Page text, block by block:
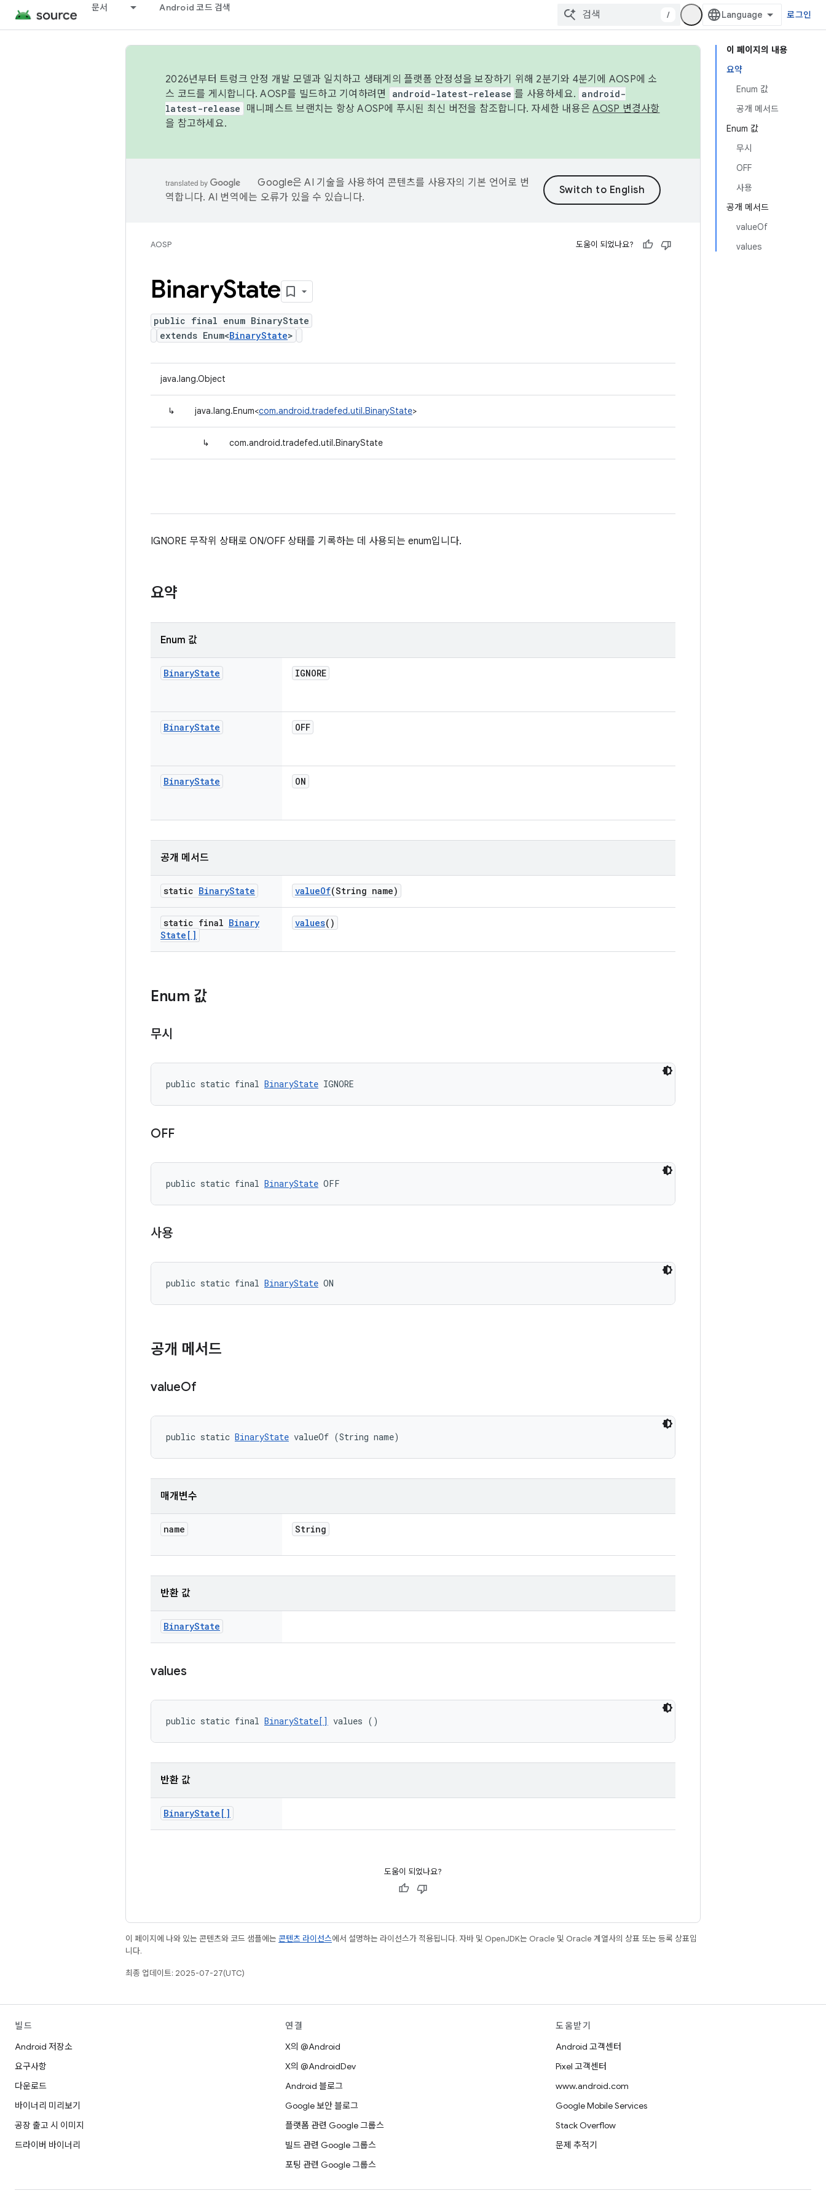
문서 Android 코드 검색
/ 로그인
이 페이지의 내용
요약
Enum 값
공개 메서드
Enum 값
무시
OFF
사용
공개 메서드
valueOf
values
2026년부터 트렁크 안정 개발 모델과 일치하고 생태계의 플랫폼 안정성을 보장하기 위해 2분기와 4분기에 AOSP에 소
스 코드를 게시합니다. AOSP를 빌드하고 기여하려면
android-latest-release 를 사용하세요. android-
latest-release
매니페스트 브랜치는 항상 AOSP에 푸시된 최신 버전을 참조합니다. 자세한 내용은AOSP 변경사항
을 참고하세요.
Google은 AI 기술을 사용하여 콘텐츠를 사용자의 기본 언어로 번
역합니다. AI 번역에는 오류가 있을 수 있습니다.
AOSP 도움이 되었나요?
BinaryState
public final enum BinaryState
extends Enum<BinaryState>
java.lang.Object
↳ java.lang.Enum<com.android.tradefed.util.BinaryState>
↳ com.android.tradefed.util.BinaryState
IGNORE 무작위 상태로 ON/OFF 상태를 기록하는 데 사용되는 enum입니다.
요약
Enum 값
BinaryState IGNORE
BinaryState OFF
BinaryState ON
공개 메서드
static BinaryState valueOf(String name)
static final Binary
State[]
values()
Enum 값
무시
public static final BinaryState IGNORE
OFF
public static final BinaryState OFF
사용
public static final BinaryState ON
공개 메서드
valueOf
public static BinaryState valueOf (String name)
매개변수
name String
반환 값
BinaryState
values
public static final BinaryState[] values ()
반환 값
BinaryState[]
도움이 되었나요?
이 페이지에 나와 있는 콘텐츠와 코드 샘플에는 콘텐츠 라이선스에서 설명하는 라이선스가 적용됩니다. 자바 및 OpenJDK는 Oracle 및 Oracle 계열사의 상표 또는 등록 상표입
니다.
최종 업데이트: 2025-07-27(UTC)
빌드
Android 저장소
요구사항
다운로드
바이너리 미리보기
공장 출고 시 이미지
드라이버 바이너리
연결
X의 @Android
X의 @AndroidDev
Android 블로그
Google 보안 블로그
플랫폼 관련 Google 그룹스
빌드 관련 Google 그룹스
포팅 관련 Google 그룹스
도움받기
Android 고객센터
Pixel 고객센터
www.android.com
Google Mobile Services
Stack Overflow
문제 추적기